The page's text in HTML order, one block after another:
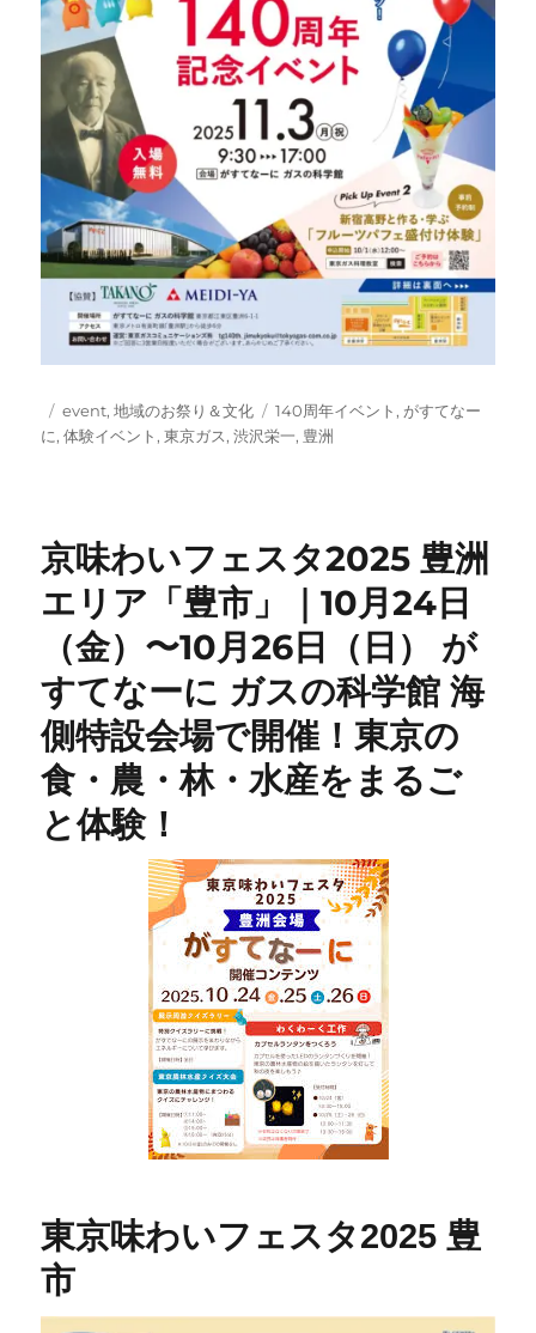
投
稿
カ
テ
event,地域のお祭り＆文化
タ
グ
140周年イベント , がすてなー
に,体験イベント ,東京ガス,渋沢栄一, 豊洲
京味わいフェスタ2025 豊洲
エリア「豊市」｜10月24日
（金）〜10月26日（日） が
すてなーに ガスの科学館 海
側特設会場で開催！東京の
食・農・林・水産をまるご
と体験！
東京味わいフェスタ2025 豊
市